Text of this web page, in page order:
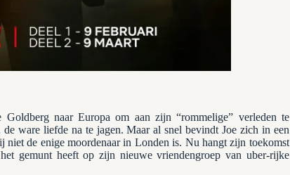
naar Europa om aan zijn “rommelige” verleden te
ware liefde na te jagen. Maar al snel bevindt Joe zich in een
de enige moordenaar in Londen is. Nu hangt zijn toekomst
gemunt heeft op zijn nieuwe vriendengroep van uber-rijke